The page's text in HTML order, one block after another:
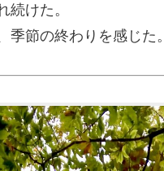
続けた。
節の終わりを感じた。